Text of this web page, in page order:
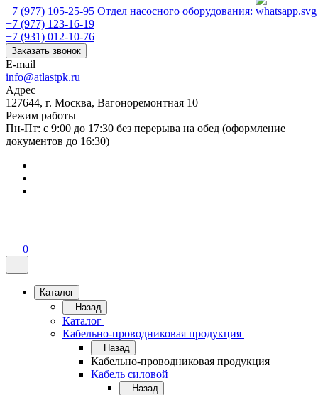
+7 (977) 105-25-95 Отдел насосного оборудования:
+7 (977) 123-16-19
+7 (931) 012-10-76
Заказать звонок
E-mail
info@atlastpk.ru
Адрес
127644, г. Москва, Вагоноремонтная 10
Режим работы
Пн-Пт: с 9:00 до 17:30 без перерыва на обед (оформление
документов до 16:30)
0
Каталог
Назад
Каталог
Кабельно-проводниковая продукция
Назад
Кабельно-проводниковая продукция
Кабель силовой
Назад